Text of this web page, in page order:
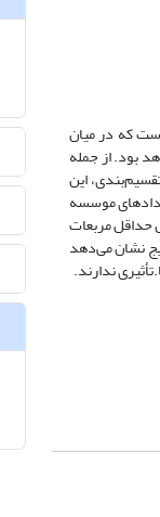
که در میان
بود. از جمله
این
موسسه
حداقل مربعات
نشان می‌دهد
ندارند.